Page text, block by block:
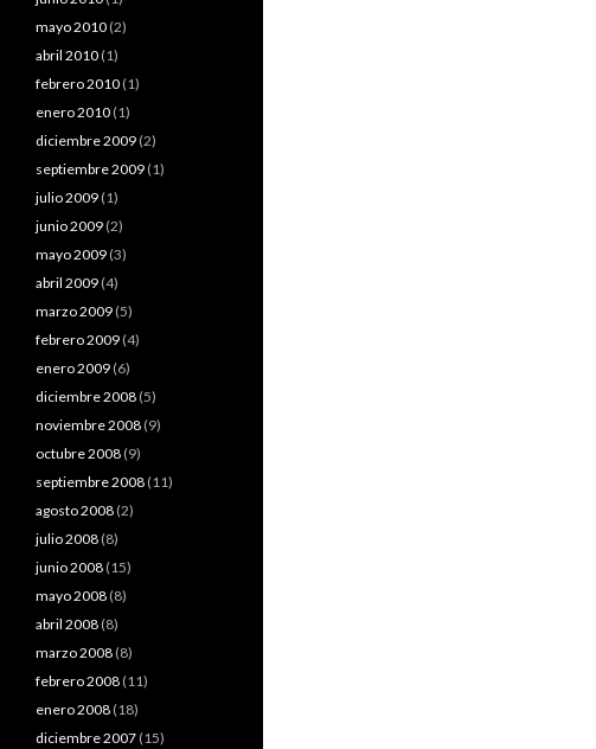
mayo 2010 (2)
abril 2010 (1)
febrero 2010 (1)
enero 2010 (1)
diciembre 2009 (2)
septiembre 2009 (1)
julio 2009 (1)
junio 2009 (2)
mayo 2009 (3)
abril 2009 (4)
marzo 2009 (5)
febrero 2009 (4)
enero 2009 (6)
diciembre 2008 (5)
noviembre 2008 (9)
octubre 2008 (9)
septiembre 2008 (11)
agosto 2008 (2)
julio 2008 (8)
junio 2008 (15)
mayo 2008 (8)
abril 2008 (8)
marzo 2008 (8)
febrero 2008 (11)
enero 2008 (18)
diciembre 2007 (15)